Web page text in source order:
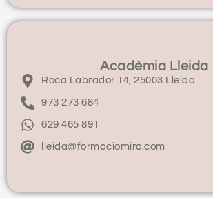
Acadèmia Lleida
Roca Labrador 14, 25003 Lleida
973 273 684
629 465 891
lleida@formaciomiro.com